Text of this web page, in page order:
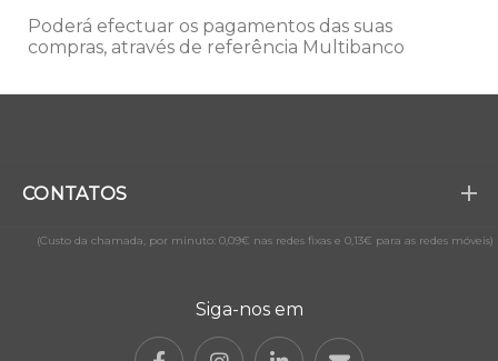
Poderá efectuar os pagamentos das suas
compras, através de referência Multibanco
CONTATOS
(Custo da chamada, por minuto: 0,09€ nas redes fixas e 0,13€ para as redes móveis)
Siga-nos em